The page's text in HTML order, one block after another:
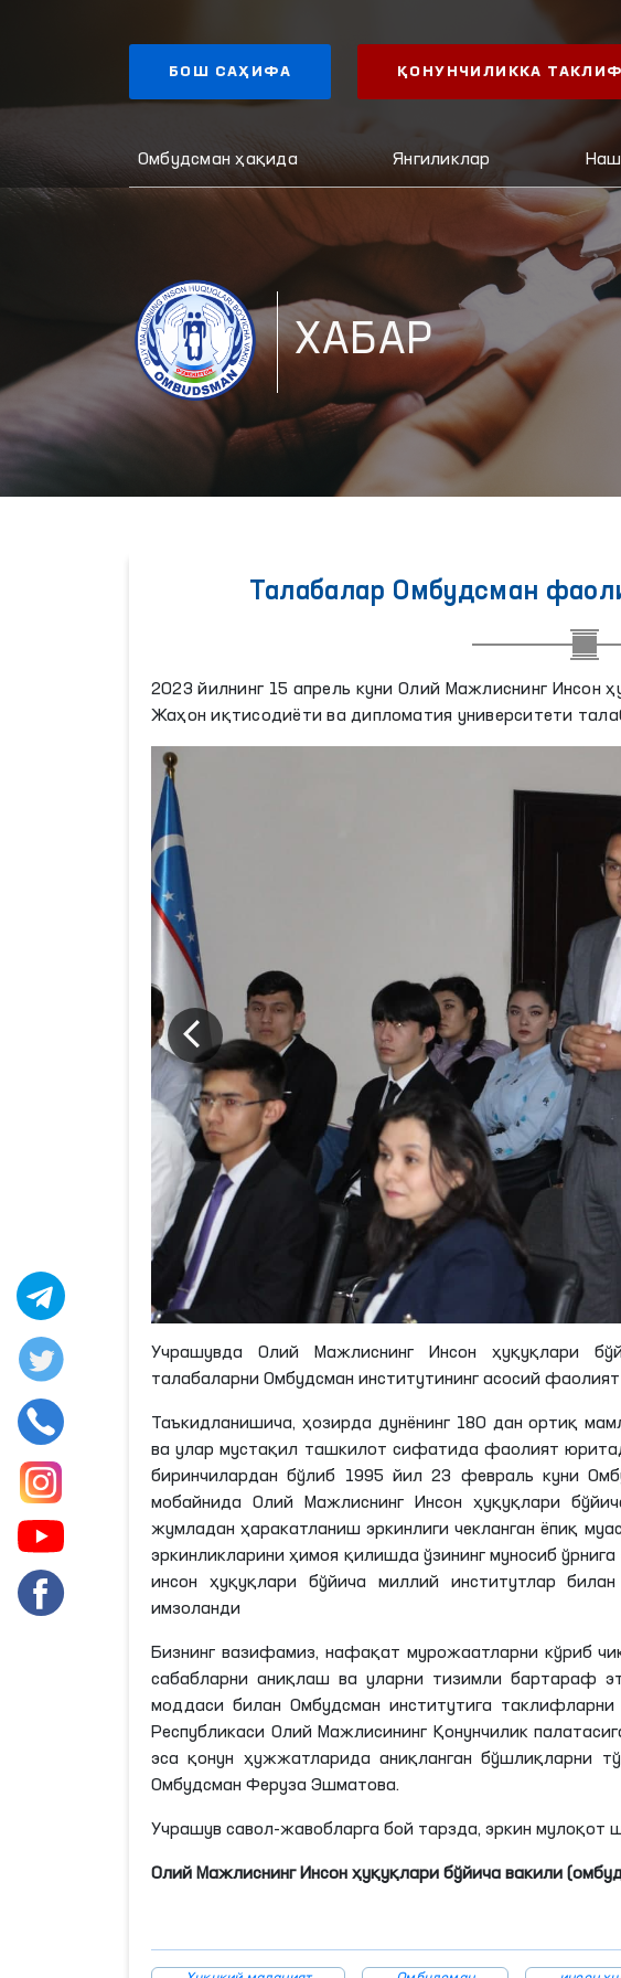
БОШ САҲИФА ҚОНУНЧИЛИККА
Омбудсман ҳақида Янгиликлар
ХАБАР
Талабалар Омбудсман
2023 йилнинг 15 апрель куни Олий Мажлиснинг Инсон
Жаҳон иқтисодиёти ва дипломатия университети
Учрашувда Олий Мажлиснинг Инсон ҳуқуқлари
талабаларни Омбудсман институтининг асосий
Таъкидланишича, ҳозирда дунёнинг 180 дан ортиқ
ва улар мустақил ташкилот сифатида фаолият
биринчилардан бўлиб 1995 йил 23 февраль куни
мобайнида Олий Мажлиснинг Инсон ҳуқуқлари
жумладан ҳаракатланиш эркинлиги чекланган ёпиқ
эркинликларини ҳимоя қилишда ўзининг муносиб
инсон ҳуқуқлари бўйича миллий институтлар
имзоланди
Бизнинг вазифамиз, нафақат мурожаатларни кўриб
сабабларни аниқлаш ва уларни тизимли бартараф
моддаси билан Омбудсман институтига
Республикаси Олий Мажлисининг Қонунчилик
эса қонун ҳужжатларида аниқланган бўшлиқларни
Омбудсман Феруза Эшматова.
Учрашув савол-жавобларга бой тарзда, эркин мулоқот
Олий Мажлиснинг Инсон ҳуқуқлари бўйича вакили